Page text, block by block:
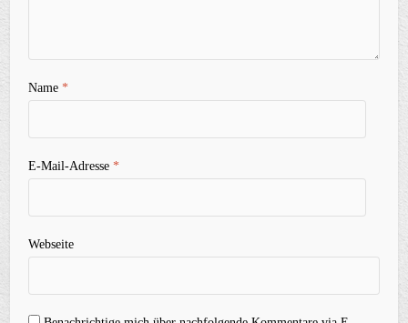
Name*
E-Mail-Adresse*
Webseite